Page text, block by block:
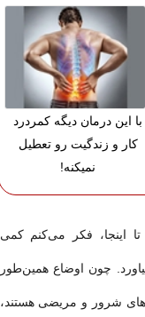
با این درمان دیگه کمردرد
کار و زندگیت رو تعطیل
نمیکنه!
اینجا، فکر می‌کنم کمی
چون اوضاع همین‌طور
شرور و مریضی هستند،